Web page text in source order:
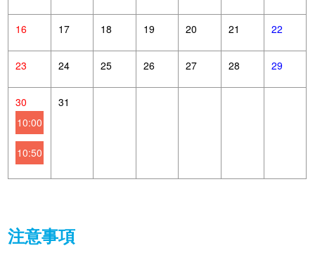
16 17 18 19 20 21 22
23 24 25 26 27 28 29
30
10:00
10:50
31
注意事項